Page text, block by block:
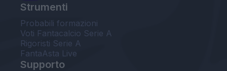
Strumenti
Probabili formazioni
Voti Fantacalcio Serie A
Rigoristi Serie A
FantaAsta Live
Supporto